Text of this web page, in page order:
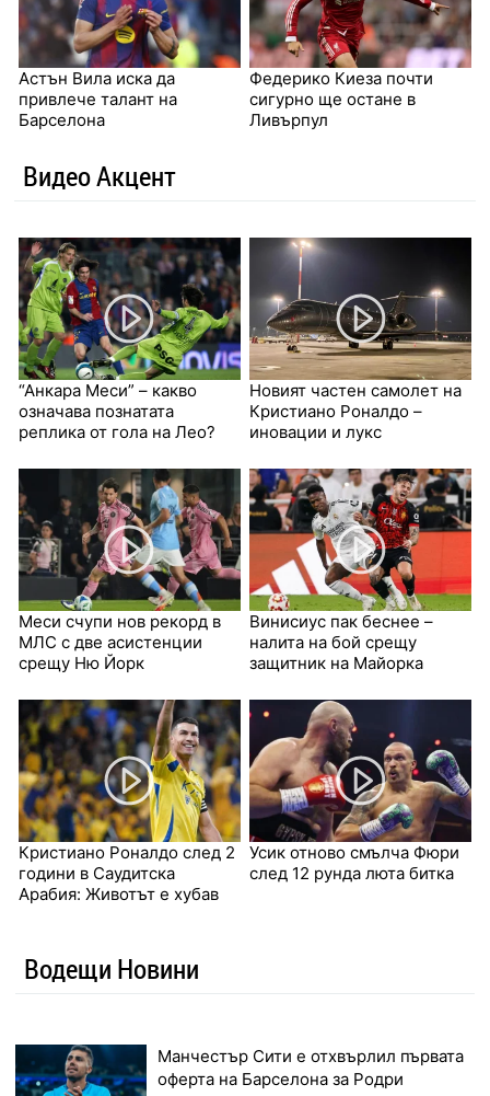
Астън Вила иска да
привлече талант на
Барселона
Федерико Киеза почти
сигурно ще остане в
Ливърпул
Видео Акцент
“Анкара Меси” – какво
означава познатата
реплика от гола на Лео?
Новият частен самолет на
Кристиано Роналдо –
иновации и лукс
Меси счупи нов рекорд в
МЛС с две асистенции
срещу Ню Йорк
Винисиус пак беснее –
налита на бой срещу
защитник на Майорка
Кристиано Роналдо след 2
години в Саудитска
Арабия: Животът е хубав
Усик отново смълча Фюри
след 12 рунда люта битка
Водещи Новини
Манчестър Сити е отхвърлил първата
оферта на Барселона за Родри